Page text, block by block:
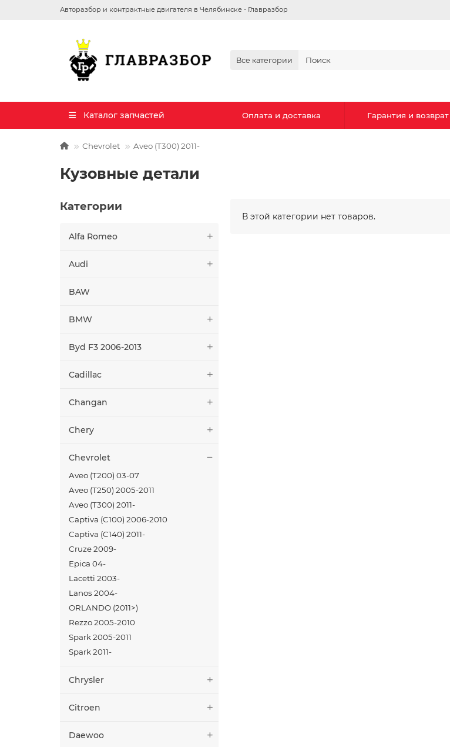
Авторазбор и контрактные двигателя в Челябинске - Главразбор
Все категории
Каталог запчастей Оплата и доставка Гарантия и возврат
Chevrolet Aveo (T300) 2011-
Кузовные детали
Категории
Alfa Romeo
Audi
BAW
BMW
Byd F3 2006-2013
Cadillac
Changan
Chery
Chevrolet
Aveo (T200) 03-07
Aveo (T250) 2005-2011
Aveo (T300) 2011-
Captiva (C100) 2006-2010
Captiva (C140) 2011-
Cruze 2009-
Epica 04-
Lacetti 2003-
Lanos 2004-
ORLANDO (2011>)
Rezzo 2005-2010
Spark 2005-2011
Spark 2011-
Chrysler
Citroen
Daewoo
В этой категории нет товаров.